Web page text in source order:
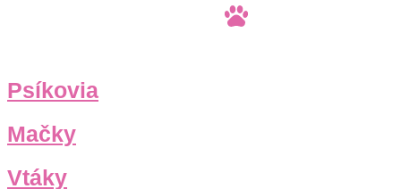
Psíkovia
Mačky
Vtáky